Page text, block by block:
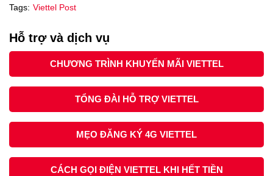
Tags: Viettel Post
Hỗ trợ và dịch vụ
CHƯƠNG TRÌNH KHUYẾN MÃI VIETTEL
TỔNG ĐÀI HỖ TRỢ VIETTEL
MẸO ĐĂNG KÝ 4G VIETTEL
CÁCH GỌI ĐIỆN VIETTEL KHI HẾT TIỀN